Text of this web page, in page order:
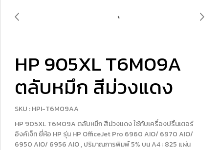
HP 905XL T6M09A
ตลับหมึก สีม่วงแดง
SKU : HPI-T6M09AA
HP 905XL T6M09A ตลับหมึก สีม่วงแดง ใช้กับเครื่องปริ้นเตอร์
อิงค์เจ็ท ยี่ห้อ HP รุ่น HP OfficeJet Pro 6960 AIO/ 6970 AIO/
6950 AIO/ 6956 AIO , ปริมาณการพิมพ์ 5% บน A4 : 825 แผ่น